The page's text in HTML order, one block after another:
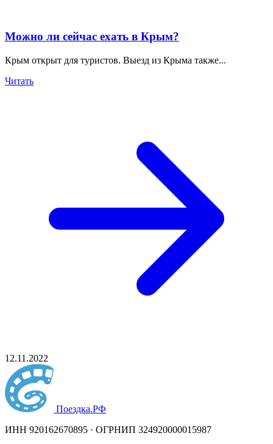
Можно ли сейчас ехать в Крым?
Крым открыт для туристов. Выезд из Крыма также...
Читать
12.11.2022
Поездка.РФ
ИНН 920162670895 · ОГРНИП 324920000015987